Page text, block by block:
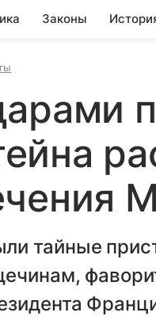
Законы
тайные